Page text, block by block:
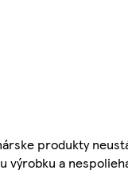
produkty
výrobku a